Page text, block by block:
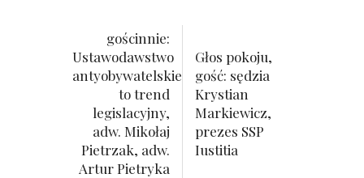
gościnnie:
Ustawodawstwo
antyobywatelskie
to trend
legislacyjny,
adw. Mikołaj
Pietrzak, adw.
Artur Pietryka
Głos pokoju,
gość: sędzia
Krystian
Markiewicz,
prezes SSP
Iustitia